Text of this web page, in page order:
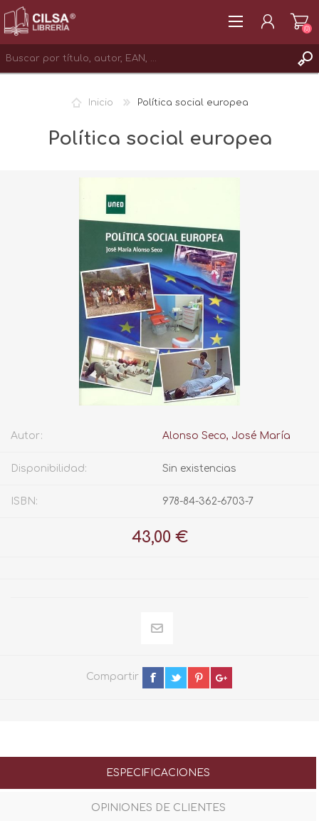
INICIAR SESIÓN
(0)
Inicio Política social europea
Política social europea
Autor: Alonso Seco, José María
Disponibilidad: Sin existencias
ISBN: 978-84-362-6703-7
43,00 €
Compartir
ESPECIFICACIONES
OPINIONES DE CLIENTES